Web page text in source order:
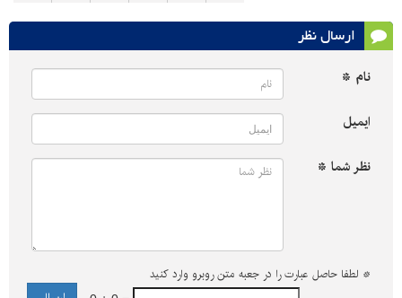
ارسال نظر
نام *
ایمیل
نظر شما *
* لطفا حاصل عبارت را در جعبه متن روبرو وارد کنید